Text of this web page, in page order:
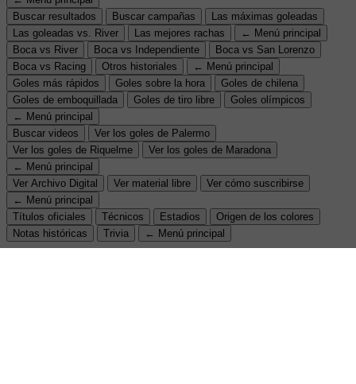
Buscar resultados
Buscar campañas
Las máximas goleadas
Las goleadas vs. River
Las mejores rachas
← Menú principal
Boca vs River
Boca vs Independiente
Boca vs San Lorenzo
Boca vs Racing
Otros historiales
← Menú principal
Goles más rápidos
Goles sobre la hora
Goles de chilena
Goles de emboquillada
Goles de tiro libre
Goles olímpicos
← Menú principal
Buscar videos
Ver los goles de Palermo
Ver los goles de Riquelme
Ver los goles de Maradona
← Menú principal
Ver Archivo Digital
Ver material libre
Ver cómo suscribirse
← Menú principal
Títulos oficiales
Técnicos Estadios
Origen de los colores
Notas históricas
Trivia ← Menú principal